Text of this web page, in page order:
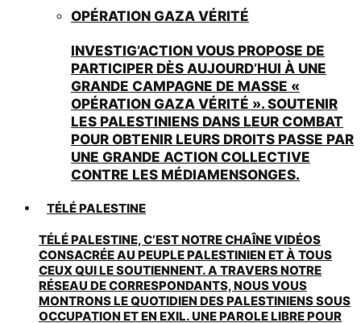
OPÉRATION GAZA VÉRITÉ
INVESTIG’ACTION VOUS PROPOSE DE
PARTICIPER DÈS AUJOURD’HUI À UNE
GRANDE CAMPAGNE DE MASSE «
OPÉRATION GAZA VÉRITÉ ». SOUTENIR
LES PALESTINIENS DANS LEUR COMBAT
POUR OBTENIR LEURS DROITS PASSE PAR
UNE GRANDE ACTION COLLECTIVE
CONTRE LES MÉDIAMENSONGES.
TÉLÉ PALESTINE
TÉLÉ PALESTINE, C’EST NOTRE CHAÎNE VIDÉOS
CONSACRÉE AU PEUPLE PALESTINIEN ET À TOUS
CEUX QUI LE SOUTIENNENT. A TRAVERS NOTRE
RÉSEAU DE CORRESPONDANTS, NOUS VOUS
MONTRONS LE QUOTIDIEN DES PALESTINIENS SOUS
OCCUPATION ET EN EXIL. UNE PAROLE LIBRE POUR